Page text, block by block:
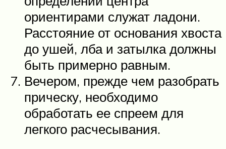
ориентирами служат ладони.
Расстояние от основания хвоста
до ушей, лба и затылка должны
быть примерно равным.
Вечером, прежде чем разобрать
прическу, необходимо
обработать ее спреем для
легкого расчесывания.